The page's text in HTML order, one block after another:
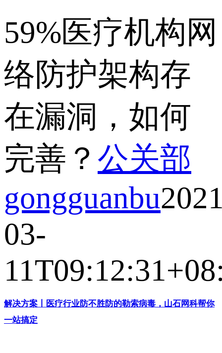
59%医疗机构网
络防护架构存
在漏洞，如何
完善？ 公关部
gongguanbu
03-
解决方案丨医疗行业防不胜防的勒索病毒，山石网科帮你
一站搞定